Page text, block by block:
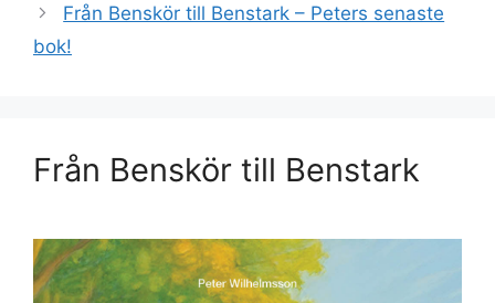
Från Benskör till Benstark – Peters senaste
bok!
Från Benskör till Benstark